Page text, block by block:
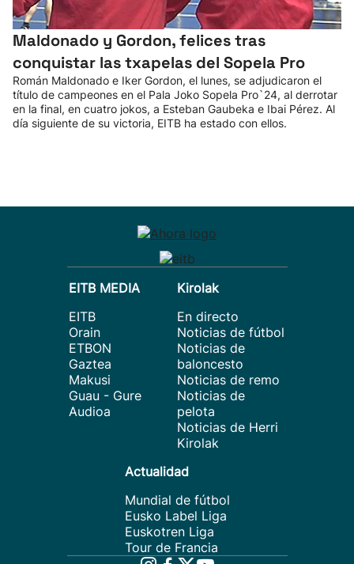
Maldonado y Gordon, felices tras
conquistar las txapelas del Sopela Pro
Román Maldonado e Iker Gordon, el lunes, se adjudicaron el
título de campeones en el Pala Joko Sopela Pro`24, al derrotar
en la final, en cuatro jokos, a Esteban Gaubeka e Ibai Pérez. Al
día siguiente de su victoria, EITB ha estado con ellos.
EITB MEDIA
EITB
Orain
ETBON
Gaztea
Makusi
Guau - Gure
Audioa
Kirolak
En directo
Noticias de fútbol
Noticias de
baloncesto
Noticias de remo
Noticias de
pelota
Noticias de Herri
Kirolak
Actualidad
Mundial de fútbol
Eusko Label Liga
Euskotren Liga
Tour de Francia